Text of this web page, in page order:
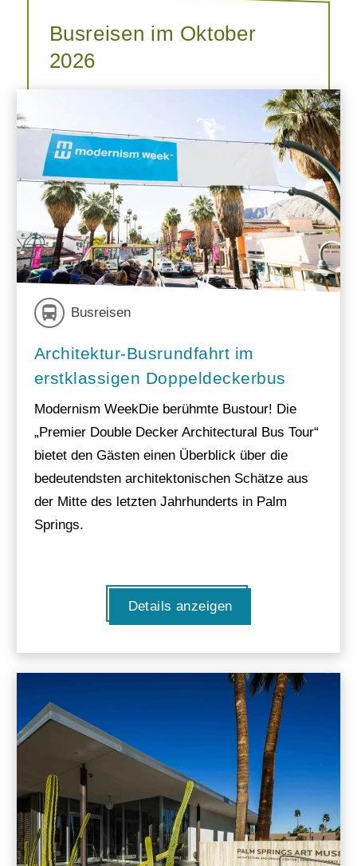
Busreisen im Oktober
2026
Busreisen
Architektur-Busrundfahrt im
erstklassigen Doppeldeckerbus
Modernism WeekDie berühmte Bustour! Die
„Premier Double Decker Architectural Bus Tour“
bietet den Gästen einen Überblick über die
bedeutendsten architektonischen Schätze aus
der Mitte des letzten Jahrhunderts in Palm
Springs.
Details anzeigen